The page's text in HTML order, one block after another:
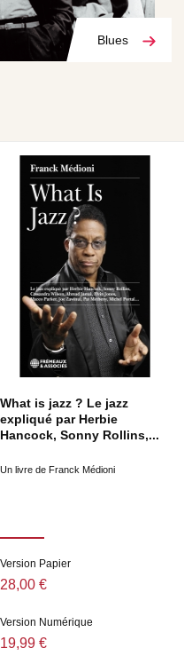
Blues
What is jazz ? Le jazz
expliqué par Herbie
Hancock, Sonny Rollins,...
Un livre de Franck Médioni
Version Papier
28,00 €
Version Numérique
19,99 €